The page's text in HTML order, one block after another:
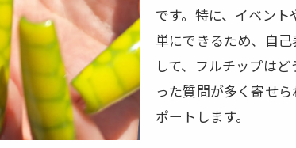
時間をかけずに美しいネイルを手に入
フルチップがもたらす時短効果
大阪市西区の忙しい女性におすすめの
フルチップで叶えるトレンドデザイン
手軽さが人気のフルチップについて
です。特に、イベン
単にできるため、自
して、フルチップは
った質問が多く寄せ
ポートします。